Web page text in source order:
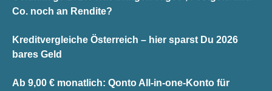
Co. noch an Rendite?
Kreditvergleiche Österreich – hier sparst Du 2026
bares Geld
Ab 9,00 € monatlich: Qonto All-in-one-Konto für